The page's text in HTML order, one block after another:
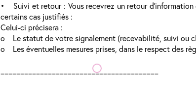
• Suivi et retour : Vous recevrez un retour
certains cas justifiés :
Celui-ci précisera :
o Le statut de votre signalement (recevabilité, suivi ou
o Les éventuelles mesures prises, dans le respect des
________________________________________